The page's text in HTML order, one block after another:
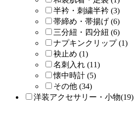
半衿・刺繍半衿 (3)
帯締め・帯揚げ (6)
三分紐・四分紐 (6)
ナプキンクリップ (1)
袂止め (1)
名刺入れ (11)
懐中時計 (5)
その他 (34)
洋装アクセサリー・小物(19)